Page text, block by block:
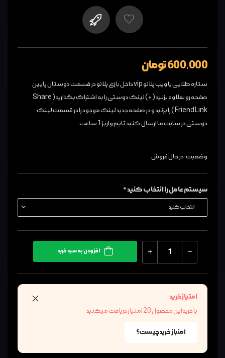
600,000 تومان
ستاره طلایی یا ویپ پلاتو vip داخل بازی پلاتو در قسمت دوستان پایین
صفحه رو بعلاوه بزنید (+) لینک دوستی را به اشتراک بگذارید ( Share
Friend Link ) را بزنید و در صفحه جدید لینک موجود را در قسمت لینک
دوستی در سایت ما ارسال کنید تایم واریز 1 ساعت
وضعیت: در حال فروش
سیستم عامل را انتخاب کنید *
افزودن به سبد خرید
امتیاز خرید
با خرید این محصول 20 امتیاز دریافت میکنید
امتیاز خرید چیست؟